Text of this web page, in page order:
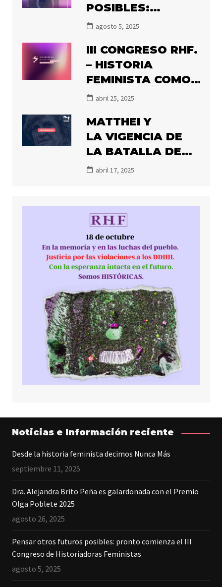
POSIBLES:
PRONTO
CONGRESO DE
HISTORIADORAS
FEMINISTAS
agosto 5, 2025
III CONGRESO RHF.
– HISTORIA
FEMINISTA COMO
RESISTENCIA:
FUTUROS
POSIBLES
abril 25, 2025
MATTHEI Y
LA VIGENCIA DE
LA BATALLA DE
LA MEMORIA
abril 17, 2025
Noticias e Información reciente
Desde la historia feminista decimos Nunca Más
septiembre 11, 2025
Dra. Alejandra Brito Peña es galardonada con el Premio
Olga Poblete 2025
agosto 26, 2025
Pensar otros futuros posibles: pronto comienza el III
Congreso de Historiadoras Feministas
agosto 5, 2025